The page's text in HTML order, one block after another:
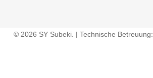
© 2026 SY Subeki. | Technische Betreuung: